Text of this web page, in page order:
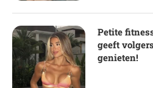
Petite
geeft
genieten!